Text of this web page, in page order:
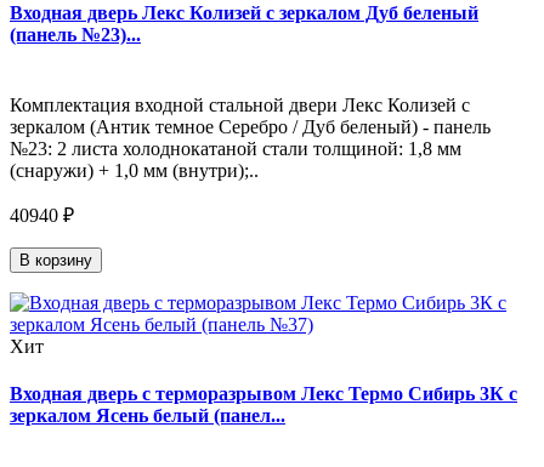
Входная дверь Лекс Колизей с зеркалом Дуб беленый
(панель №23)...
Комплектация входной стальной двери Лекс Колизей с
зеркалом (Антик темное Серебро / Дуб беленый) - панель
№23: 2 листа холоднокатаной стали толщиной: 1,8 мм
(снаружи) + 1,0 мм (внутри);..
40940 ₽
В корзину
Хит
Входная дверь с терморазрывом Лекс Термо Сибирь 3К с
зеркалом Ясень белый (панел...